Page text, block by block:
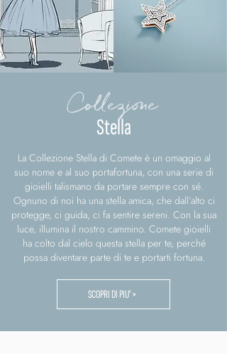
Collezione
Stella
La Collezione Stella di Comete è un omaggio al
suo nome e al suo portafortuna, con una serie di
gioielli talismano da portare sempre con sé.
Ognuno di noi ha una stella amica, che dall’alto ci
protegge, ci guida, ci fa sentire sereni. Con la sua
luce, illumina il nostro cammino. Comete gioielli
ha colto dal cielo questa stella per te, perché
possa diventare parte di te e portarti fortuna.
SCOPRI DI PIU' >